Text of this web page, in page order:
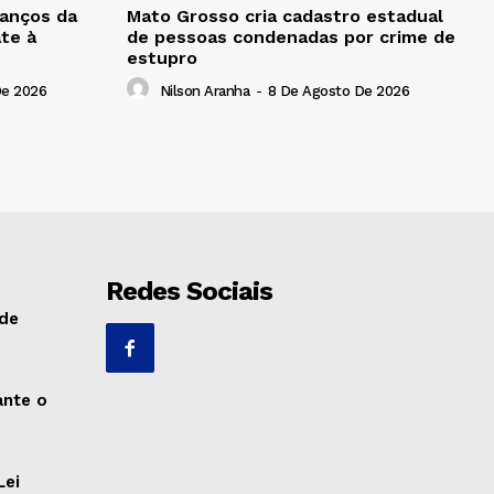
da
à
2026
Mato Grosso cria cadastro estadual
de pessoas condenadas por crime de
estupro
Nilson Aranha - 8 De Agosto De 2026
o
Redes Sociais